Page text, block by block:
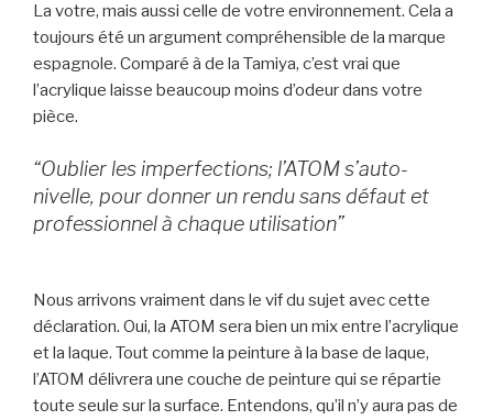
La votre, mais aussi celle de votre environnement. Cela a
toujours été un argument compréhensible de la marque
espagnole. Comparé à de la Tamiya, c’est vrai que
l’acrylique laisse beaucoup moins d’odeur dans votre
pièce.
“Oublier les imperfections; l’ATOM s’auto-
nivelle, pour donner un rendu sans défaut et
professionnel à chaque utilisation”
Nous arrivons vraiment dans le vif du sujet avec cette
déclaration. Oui, la ATOM sera bien un mix entre l’acrylique
et la laque. Tout comme la peinture à la base de laque,
l’ATOM délivrera une couche de peinture qui se répartie
toute seule sur la surface. Entendons, qu’il n’y aura pas de